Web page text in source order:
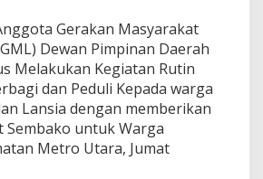
e
r
k
a
h
d
B
a
Gerakan Masyarakat
Dewan Pimpinan Daerah
Melakukan Kegiatan Rutin
dan Peduli Kepada warga
Lansia dengan memberikan
Sembako untuk Warga
Metro Utara, Jumat